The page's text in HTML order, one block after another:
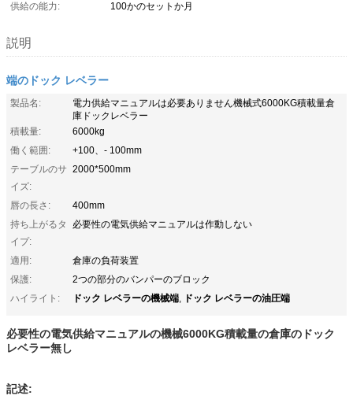
供給の能力:
100かのセットか月
説明
端のドック レベラー
製品名:
電力供給マニュアルは必要ありません機械式6000KG積載量倉
庫ドックレベラー
積載量:
6000kg
働く範囲:
+100、- 100mm
テーブルのサ
イズ:
2000*500mm
唇の長さ:
400mm
持ち上がるタ
イプ:
必要性の電気供給マニュアルは作動しない
適用:
倉庫の負荷装置
保護:
2つの部分のバンパーのブロック
ハイライト:
ドック レベラーの機械端, ドック レベラーの油圧端
必要性の電気供給マニュアルの機械6000KG積載量の倉庫のドック
レベラー無し
記述: